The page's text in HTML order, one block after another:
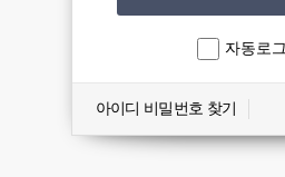
자동로
아이디 비밀번호 찾기